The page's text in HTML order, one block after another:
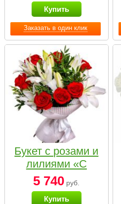
Заказать в один клик
Купить
Букет с розами и
лилиями «С
наилучшими
пожеланиями»
5 740 руб.
Купить